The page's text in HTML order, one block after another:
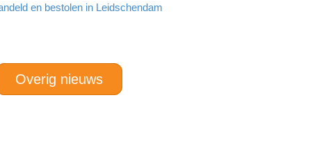
en bestolen in Leidschendam
Overig nieuws